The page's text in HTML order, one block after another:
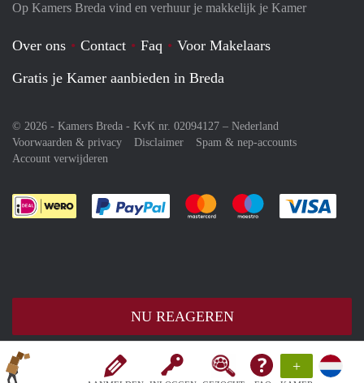
+
NU REAGEREN
Op Kamers Breda vind en verhuur je makkelijk je Kamer
Over ons Contact Faq
Voor Makelaars
Gratis je Kamer aanbieden in Breda
© 2026 - Kamers Breda - KvK nr. 02094127 – Nederland
Voorwaarden & privacy
Disclaimer
Spam & nep-accounts
Account verwijderen
Je rekent gemakkelijk af met Paypal
Je rekent gemakkelijk af met
Je rekent